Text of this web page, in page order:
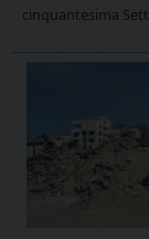
cinquantesima